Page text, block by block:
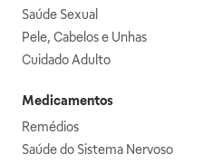
Saúde Sexual
Pele, Cabelos e Unhas
Cuidado Adulto
Medicamentos
Remédios
Saúde do Sistema Nervoso